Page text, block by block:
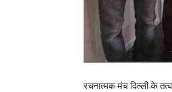
रचनात्मक मंच दिल्ली के